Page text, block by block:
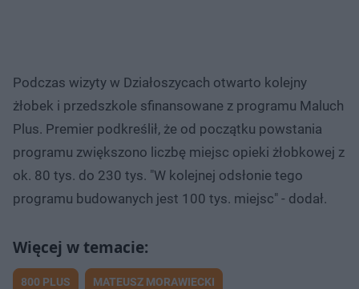
Podczas wizyty w Działoszycach otwarto kolejny
żłobek i przedszkole sfinansowane z programu Maluch
Plus. Premier podkreślił, że od początku powstania
programu zwiększono liczbę miejsc opieki żłobkowej z
ok. 80 tys. do 230 tys. "W kolejnej odsłonie tego
programu budowanych jest 100 tys. miejsc" - dodał.
800 PLUS MATEUSZ MORAWIECKI